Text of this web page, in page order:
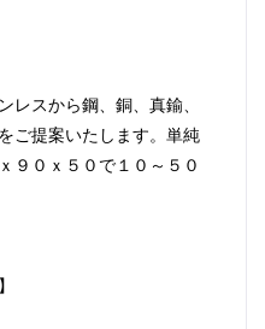
スから鋼、銅、真鍮、
ご提案いたします。単純
９０ｘ５０で１０～５０